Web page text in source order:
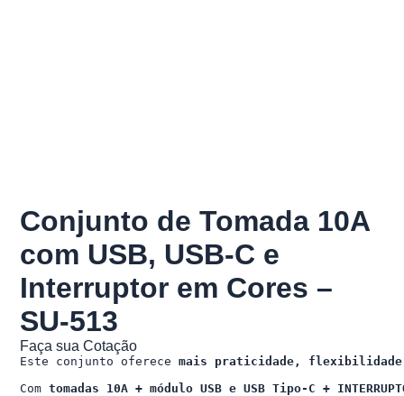
Conjunto de Tomada 10A
com USB, USB-C e
Interruptor em Cores –
SU-513
Faça sua Cotação
Este conjunto oferece mais praticidade, flexibilidade
Com tomadas 10A + módulo USB e USB Tipo-C +